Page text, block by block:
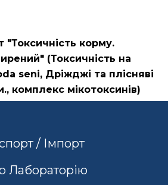
"Токсичність корму.
(Токсичність на
seni, Дріжджі та плісняві
комплекс мікотоксинів)
/ Імпорт
Лабораторію